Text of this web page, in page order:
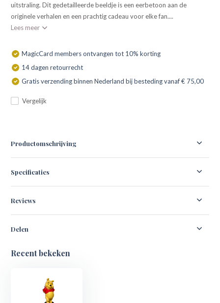
uitstraling. Dit gedetailleerde beeldje is een eerbetoon aan de
originele verhalen en een prachtig cadeau voor elke fan....
Lees meer
MagicCard members ontvangen tot 10% korting
14 dagen retourrecht
Gratis verzending binnen Nederland bij besteding vanaf € 75,00
Vergelijk
Productomschrijving
Specificaties
Reviews
Delen
Recent bekeken